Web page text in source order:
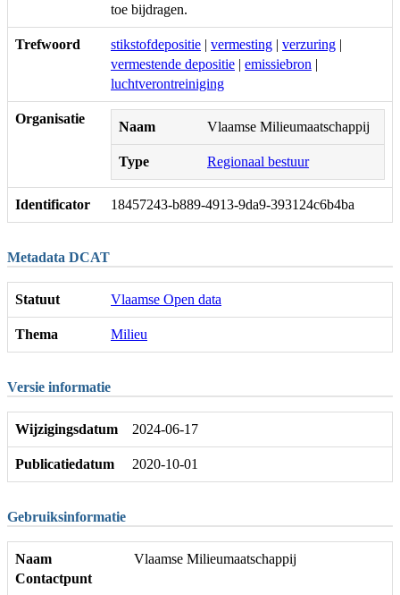
toe bijdragen.
Trefwoord stikstofdepositie | vermesting | verzuring |
vermestende depositie | emissiebron |
luchtverontreiniging
Organisatie
Naam Vlaamse Milieumaatschappij
Type Regionaal bestuur
Identificator 18457243-b889-4913-9da9-393124c6b4ba
Metadata DCAT
Statuut Vlaamse Open data
Thema Milieu
Versie informatie
Wijzigingsdatum 2024-06-17
Publicatiedatum 2020-10-01
Gebruiksinformatie
Naam
Contactpunt
Vlaamse Milieumaatschappij